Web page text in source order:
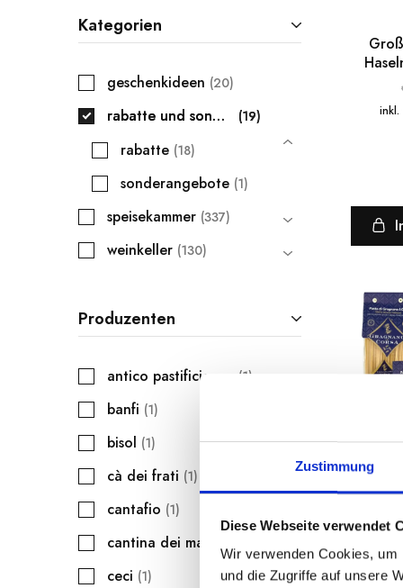
Zustimmung
Diese Webseite verwendet
Wir verwenden Cookies,
und die Zugriffe auf unsere
inkl.
Kategorien
geschenkideen 20
rabatte und sonderangebote 19
rabatte 18
sonderangebote 1
speisekammer 337
weinkeller 130
Produzenten
antico pastificio morelli dal 1860 1
banfi 1
bisol 1
cà dei frati 1
cantafio 1
cantina dei marchesi di barolo
ceci 1